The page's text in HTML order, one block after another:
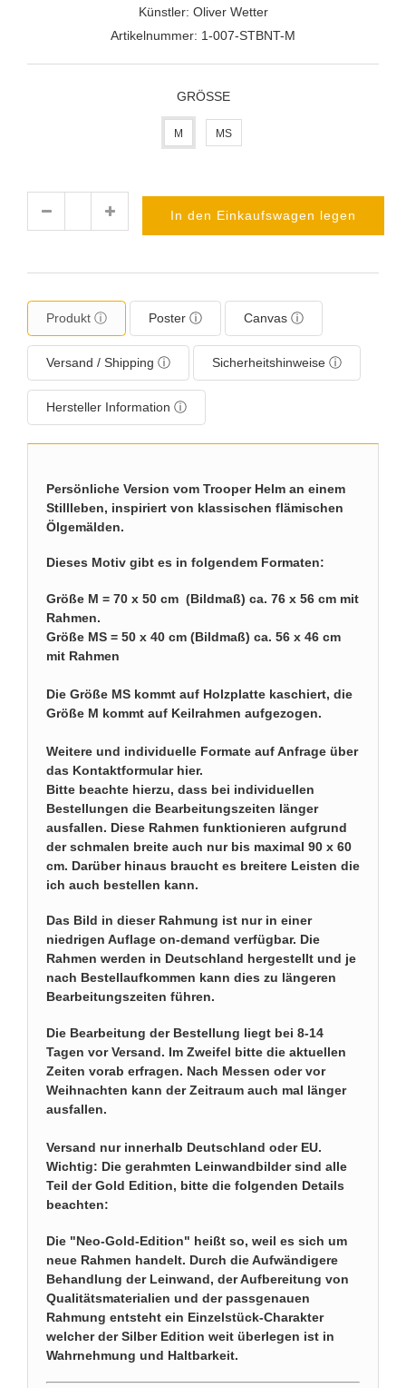
Künstler: Oliver Wetter
Artikelnummer: 1-007-STBNT-M
GRÖSSE
M MS
In den Einkaufswagen legen
Produkt ⓘ Poster ⓘ Canvas ⓘ
Versand / Shipping ⓘ Sicherheitshinweise ⓘ
Hersteller Information ⓘ
Persönliche Version vom Trooper Helm an einem
Stillleben, inspiriert von klassischen flämischen
Ölgemälden.
Dieses Motiv gibt es in folgendem Formaten:
Größe M = 70 x 50 cm (Bildmaß) ca. 76 x 56 cm mit
Rahmen.
Größe MS = 50 x 40 cm (Bildmaß) ca. 56 x 46 cm
mit Rahmen
Die Größe MS kommt auf Holzplatte kaschiert, die
Größe M kommt auf Keilrahmen aufgezogen.
Weitere und individuelle Formate aufAnfrage über
das Kontaktformular hier.
Bitte beachte hierzu, dass bei individuellen
Bestellungen die Bearbeitungszeiten länger
ausfallen. Diese Rahmen funktionieren aufgrund
der schmalen breite auch nur bis maximal 90 x 60
cm. Darüber hinaus braucht es breitere Leisten die
ich auch bestellen kann.
Das Bild in dieser Rahmung ist nur in einer
niedrigen Auflage on-demand verfügbar. Die
Rahmen werden in Deutschland hergestellt und je
nach Bestellaufkommen kann dies zu längeren
Bearbeitungszeiten führen.
Die Bearbeitung der Bestellung liegt bei 8-14
Tagen vor Versand. Im Zweifel bitte die aktuellen
Zeiten vorab erfragen. Nach Messen oder vor
Weihnachten kann der Zeitraum auch mal länger
ausfallen.
Versand nur innerhalb Deutschland oder EU.
Wichtig: Die gerahmten Leinwandbilder sind alle
Teil der Gold Edition, bitte die folgenden Details
beachten:
Die "Neo-Gold-Edition" heißt so, weil es sich um
neue Rahmen handelt. Durch die Aufwändigere
Behandlung der Leinwand, der Aufbereitung von
Qualitätsmaterialien und der passgenauen
Rahmung entsteht ein Einzelstück-Charakter
welcher der Silber Edition weit überlegen ist in
Wahrnehmung und Haltbarkeit.